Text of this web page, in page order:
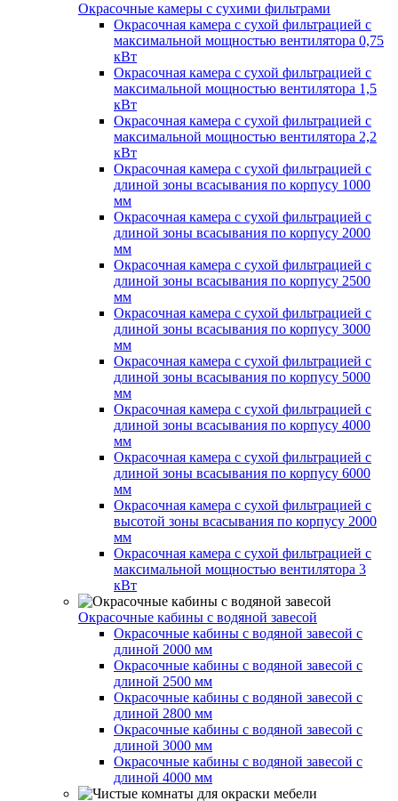
Окрасочные камеры с сухими фильтрами
Окрасочная камера с сухой фильтрацией с
максимальной мощностью вентилятора 0,75
кВт
Окрасочная камера с сухой фильтрацией с
максимальной мощностью вентилятора 1,5
кВт
Окрасочная камера с сухой фильтрацией с
максимальной мощностью вентилятора 2,2
кВт
Окрасочная камера с сухой фильтрацией с
длиной зоны всасывания по корпусу 1000
мм
Окрасочная камера с сухой фильтрацией с
длиной зоны всасывания по корпусу 2000
мм
Окрасочная камера с сухой фильтрацией с
длиной зоны всасывания по корпусу 2500
мм
Окрасочная камера с сухой фильтрацией с
длиной зоны всасывания по корпусу 3000
мм
Окрасочная камера с сухой фильтрацией с
длиной зоны всасывания по корпусу 5000
мм
Окрасочная камера с сухой фильтрацией с
длиной зоны всасывания по корпусу 4000
мм
Окрасочная камера с сухой фильтрацией с
длиной зоны всасывания по корпусу 6000
мм
Окрасочная камера с сухой фильтрацией с
высотой зоны всасывания по корпусу 2000
мм
Окрасочная камера с сухой фильтрацией с
максимальной мощностью вентилятора 3
кВт
Окрасочные кабины с водяной завесой
Окрасочные кабины с водяной завесой с
длиной 2000 мм
Окрасочные кабины с водяной завесой с
длиной 2500 мм
Окрасочные кабины с водяной завесой с
длиной 2800 мм
Окрасочные кабины с водяной завесой с
длиной 3000 мм
Окрасочные кабины с водяной завесой с
длиной 4000 мм